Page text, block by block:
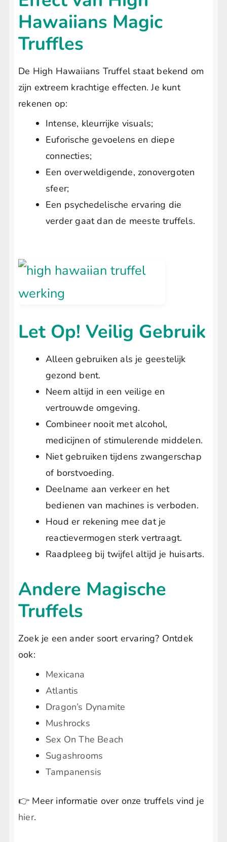
Hawaiians Magic
Truffles
De High Hawaiians Truffel staat bekend om
zijn extreem krachtige effecten. Je kunt
rekenen op:
Intense, kleurrijke visuals;
Euforische gevoelens en diepe
connecties;
Een overweldigende, zonovergoten
sfeer;
Een psychedelische ervaring die
verder gaat dan de meeste truffels.
Let Op! Veilig Gebruik
Alleen gebruiken als je geestelijk
gezond bent.
Neem altijd in een veilige en
vertrouwde omgeving.
Combineer nooit met alcohol,
medicijnen of stimulerende middelen.
Niet gebruiken tijdens zwangerschap
of borstvoeding.
Deelname aan verkeer en het
bedienen van machines is verboden.
Houd er rekening mee dat je
reactievermogen sterk vertraagt.
Raadpleeg bij twijfel altijd je huisarts.
Andere Magische
Truffels
Zoek je een ander soort ervaring? Ontdek
ook:
Mexicana
Atlantis
Dragon’s Dynamite
Mushrocks
Sex On The Beach
Sugashrooms
Tampanensis
👉 Meer informatie over onze truffels vind je
hier.